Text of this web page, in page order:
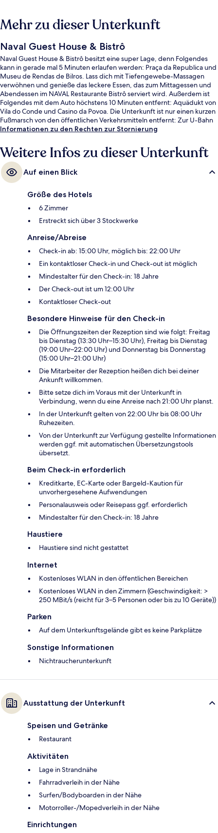
Mehr zu dieser Unterkunft
Naval Guest House & Bistrô
Naval Guest House & Bistrô besitzt eine super Lage, denn Folgendes
kann in gerade mal 5 Minuten erlaufen werden: Praça da Republica und
Museu de Rendas de Bilros. Lass dich mit Tiefengewebe-Massagen
verwöhnen und genieße das leckere Essen, das zum Mittagessen und
Abendessen im NAVAL Restaurante Bistrô serviert wird. Außerdem ist
Folgendes mit dem Auto höchstens 10 Minuten entfernt: Aquädukt von
Vila do Conde und Casino da Povoa. Die Unterkunft ist nur einen kurzen
Fußmarsch von den öffentlichen Verkehrsmitteln entfernt: Zur U-Bahn
läuft man 9 Minuten (Station Santa Clara) bzw. 14 Minuten (Station Vila
Informationen zu den Rechten zur Stornierung
Weitere Infos zu dieser Unterkunft
Auf einen Blick
Größe des Hotels
6 Zimmer
Erstreckt sich über 3 Stockwerke
Anreise/Abreise
Check-in ab: 15:00 Uhr, möglich bis: 22:00 Uhr
Ein kontaktloser Check-in und Check-out ist möglich
Mindestalter für den Check-in: 18 Jahre
Der Check-out ist um 12:00 Uhr
Kontaktloser Check-out
Besondere Hinweise für den Check-in
Die Öffnungszeiten der Rezeption sind wie folgt: Freitag
bis Dienstag (13:30 Uhr–15:30 Uhr), Freitag bis Dienstag
(19:00 Uhr–22:00 Uhr) und Donnerstag bis Donnerstag
(15:00 Uhr–21:00 Uhr)
Die Mitarbeiter der Rezeption heißen dich bei deiner
Ankunft willkommen.
Bitte setze dich im Voraus mit der Unterkunft in
Verbindung, wenn du eine Anreise nach 21:00 Uhr planst.
In der Unterkunft gelten von 22:00 Uhr bis 08:00 Uhr
Ruhezeiten.
Von der Unterkunft zur Verfügung gestellte Informationen
werden ggf. mit automatischen Übersetzungstools
übersetzt.
Beim Check-in erforderlich
Kreditkarte, EC-Karte oder Bargeld-Kaution für
unvorhergesehene Aufwendungen
Personalausweis oder Reisepass ggf. erforderlich
Mindestalter für den Check-in: 18 Jahre
Haustiere
Haustiere sind nicht gestattet
Internet
Kostenloses WLAN in den öffentlichen Bereichen
Kostenloses WLAN in den Zimmern (Geschwindigkeit: >
250 MBit/s (reicht für 3–5 Personen oder bis zu 10 Geräte))
Parken
Auf dem Unterkunftsgelände gibt es keine Parkplätze
Sonstige Informationen
Nichtraucherunterkunft
Ausstattung der Unterkunft
Speisen und Getränke
Restaurant
Aktivitäten
Lage in Strandnähe
Fahrradverleih in der Nähe
Surfen/Bodyboarden in der Nähe
Motorroller-/Mopedverleih in der Nähe
Einrichtungen